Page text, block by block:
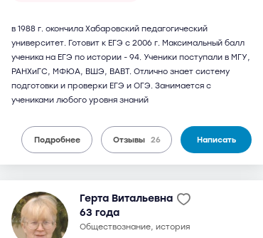
в 1988 г. окончила Хабаровский педагогический
университет. Готовит к ЕГЭ с 2006 г. Максимальный балл
ученика на ЕГЭ по истории - 94. Ученики поступали в МГУ,
РАНХиГС, МФЮА, ВШЭ, ВАВТ. Отлично знает систему
подготовки и проверки ЕГЭ и ОГЭ. Занимается с
учениками любого уровня знаний
Подробнее Отзывы 26 Написать
Герта Витальевна
63 года
обществознание, история